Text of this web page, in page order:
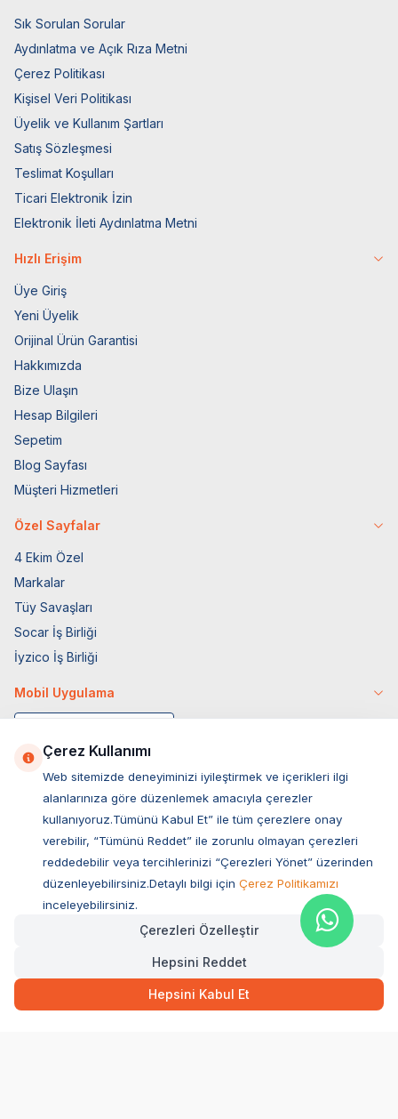
79,00TL Hızlı Teslimat
SEPETE EKLE
Sık Sorulan Sorular
Aydınlatma ve Açık Rıza Metni
Çerez Politikası
Kişisel Veri Politikası
Üyelik ve Kullanım Şartları
Satış Sözleşmesi
Teslimat Koşulları
Ticari Elektronik İzin
Elektronik İleti Aydınlatma Metni
Hızlı Erişim
Üye Giriş
Yeni Üyelik
Orijinal Ürün Garantisi
Hakkımızda
Bize Ulaşın
Hesap Bilgileri
Sepetim
Blog Sayfası
Müşteri Hizmetleri
Özel Sayfalar
4 Ekim Özel
Markalar
Tüy Savaşları
Socar İş Birliği
İyzico İş Birliği
Mobil Uygulama
Müşteri Hizmetleri
Sıkça Sorulan Sorular
Ovacık Mah. Hacıoğlu Sok. No:13 Başiskele / KOCAELİ
Müşteri Destek Hattı
Çerez Kullanımı
Web sitemizde deneyiminizi iyileştirmek ve içerikleri ilgi
alanlarınıza göre düzenlemek amacıyla çerezler
kullanıyoruz.Tümünü Kabul Et” ile tüm çerezlere onay
verebilir, “Tümünü Reddet” ile zorunlu olmayan çerezleri
reddedebilir veya tercihlerinizi “Çerezleri Yönet” üzerinden
düzenleyebilirsiniz.Detaylı bilgi için Çerez Politikamızı
inceleyebilirsiniz.
Çerezleri Özelleştir
Hepsini Reddet
Hepsini Kabul Et